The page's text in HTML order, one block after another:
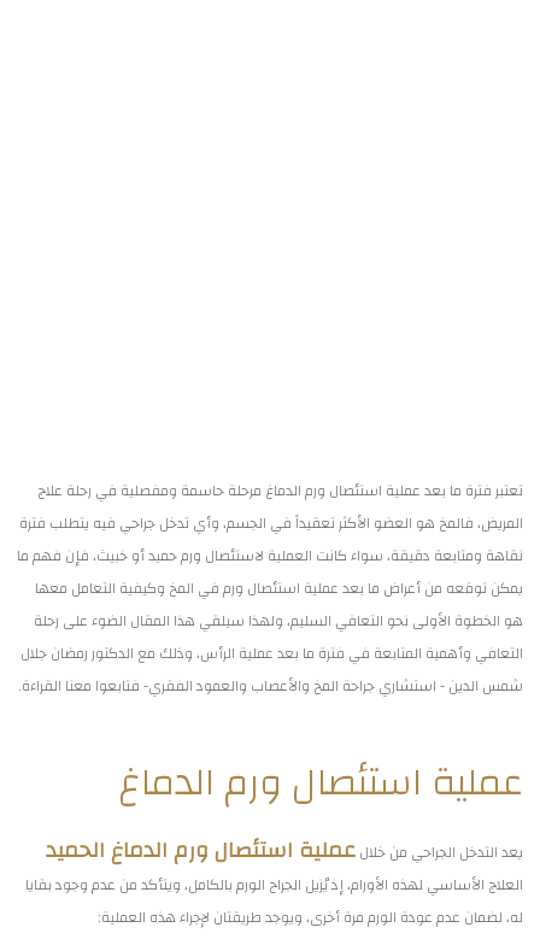
تعتبر فترة ما بعد عملية استئصال ورم الدماغ مرحلة حاسمة ومفصلية في رحلة علاج
المريض، فالمخ هو العضو الأكثر تعقيداً في الجسم، وأي تدخل جراحي فيه يتطلب فترة
نقاهة ومتابعة دقيقة، سواء كانت العملية لاستئصال ورم حميد أو خبيث، فإن فهم ما
يمكن توقعه من أعراض ما بعد عملية استئصال ورم في المخ وكيفية التعامل معها
هو الخطوة الأولى نحو التعافي السليم، ولهذا سيلقي هذا المقال الضوء على رحلة
التعافي وأهمية المتابعة في فترة ما بعد عملية الرأس، وذلك مع الدكتور رمضان جلال
شمس الدين - استشاري جراحة المخ والأعصاب والعمود الفقري- فتابعوا معنا القراءة.
عملية استئصال ورم الدماغ
يعد التدخل الجراحي من خلالعملية استئصال ورم الدماغ الحميد
العلاج الأساسي لهذه الأورام، إذ يُزيل الجراح الورم بالكامل، ويتأكد من عدم وجود بقايا
له، لضمان عدم عودة الورم مرة أخرى، ويوجد طريقتان لإجراء هذه العملية: